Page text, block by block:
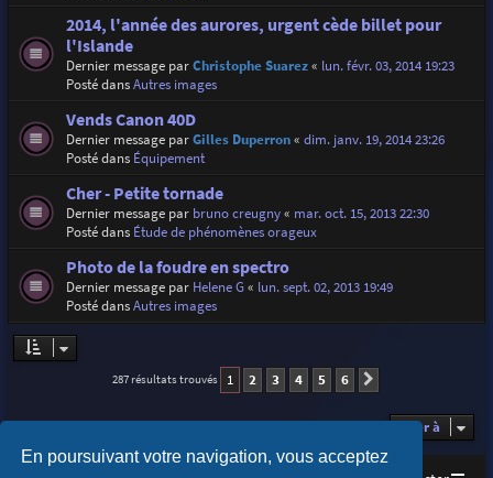
En poursuivant votre navigation, vous acceptez
2014, l'année des aurores, urgent cède billet pour
l'Islande
Dernier message parChristophe Suarez« lun. févr. 03, 2014 19:23
Posté dansAutres images
Vends Canon 40D
Dernier message parGilles Duperron« dim. janv. 19, 2014 23:26
Posté dans Équipement
Cher - Petite tornade
Dernier message par bruno creugny« mar. oct. 15, 2013 22:30
Posté dans Étude de phénomènes orageux
Photo de la foudre en spectro
Dernier message par Helene G« lun. sept. 02, 2013 19:49
Posté dansAutres images
287 résultats trouvés 1 2 3 4 5 6
Aller à